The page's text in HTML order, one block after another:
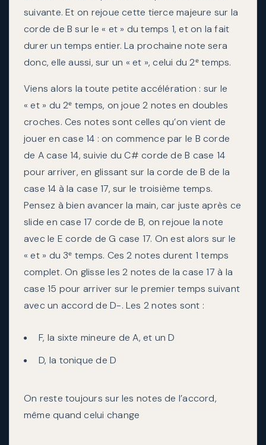
suivante. Et on rejoue cette tierce majeure sur la
corde de B sur le « et » du temps 1, et on la fait
durer un temps entier. La prochaine note sera
donc, elle aussi, sur un « et », celui du 2ᵉ temps.
Viens alors la toute petite accélération : sur le
« et » du 2ᵉ temps, on joue 2 notes en doubles
croches. Ces notes sont celles qu’on vient de
jouer en case 14 : on commence par le B corde
de A case 14, suivie du C# corde de B case 14
pour arriver, en glissant sur la corde de B de la
case 14 à la case 17, sur le troisième temps.
Pensez à bien avancer la main, car juste après ce
slide en case 17 corde de B, on rejoue la note
avec le E corde de G case 17. On est alors sur le
« et » du 3ᵉ temps. Ces 2 notes durent 1 temps
complet. On glisse les 2 notes de la case 17 à la
case 15 pour arriver sur le premier temps suivant
avec un accord de D-. Les 2 notes sont :
F, la sixte mineure de A, et un D
D, la tonique de D
On reste toujours sur les notes de l’accord,
même quand celui change